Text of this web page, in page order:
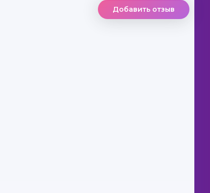
Добавить отзыв